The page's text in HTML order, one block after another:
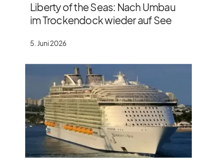
Liberty of the Seas: Nach Umbau
im Trockendock wieder auf See
5. Juni 2026